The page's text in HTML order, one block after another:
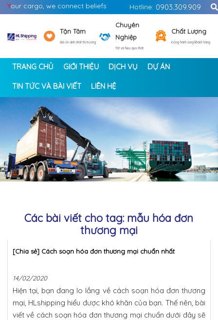
Your cargo, we connect beliefs Hotline: 0903.309.909
Tận Tâm
Giá ổn định nhất thị trường
Chuyên
Nghiệp
Tốt và hiệu quả nhất
Chất Lượng
Đồng hành cùng khách hàng
TRANG CHỦ GIỚI THIỆU DỊCH VỤ DỰ ÁN
TIN TỨC VÀ BÀI VIẾT LIÊN HỆ
< >
Các bài viết cho tag: mẫu hóa đơn
thương mại
[Chia sẻ] Cách soạn hóa đơn thương mại chuẩn nhất
14/02/2020
Hiện tại, bạn đang lo lắng về cách soạn hóa đơn thương
mại, HLshipping hiểu được khó khăn của bạn. Thế nên, bài
viết về cách soạn hóa đơn thương mại chuẩn dưới đây sẽ